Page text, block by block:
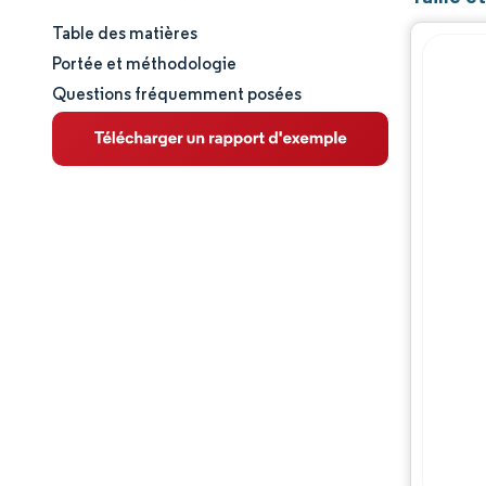
Taille et part de marché
Analyse du marché
Tendances et perspectives
Table des matières
Portée et méthodologie
Questions fréquemment posées